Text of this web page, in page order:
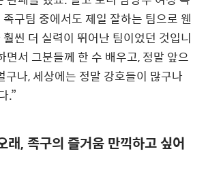
구팀 중에서도 제일 잘하는 팀으로 웬
씬 더 실력이 뛰어난 팀이었던 것입니
면서 그분들께 한 수 배우고, 정말 앞으
구나, 세상에는 정말 강호들이 많구나
.”
래, 족구의 즐거움 만끽하고 싶어